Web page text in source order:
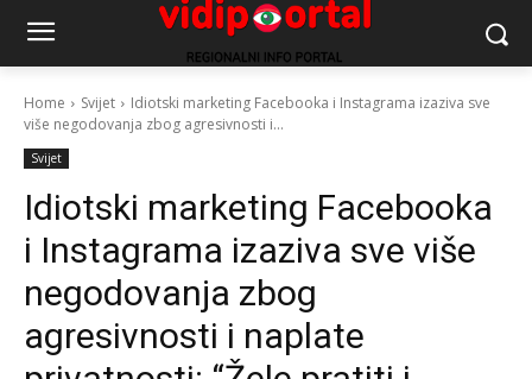
Home Svijet
Idiotski marketing Facebooka i Instagrama izaziva sve
više negodovanja zbog agresivnosti i...
Svijet
Idiotski marketing Facebooka
i Instagrama izaziva sve više
negodovanja zbog
agresivnosti i naplate